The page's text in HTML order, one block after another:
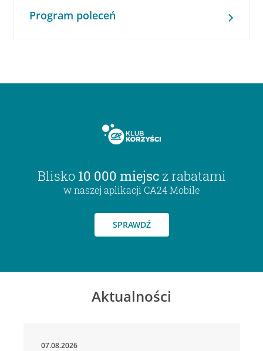
Program poleceń
Blisko 10 000 miejsc z rabatami
w naszej aplikacji CA24 Mobile
SPRAWDŹ
Aktualności
07.08.2026